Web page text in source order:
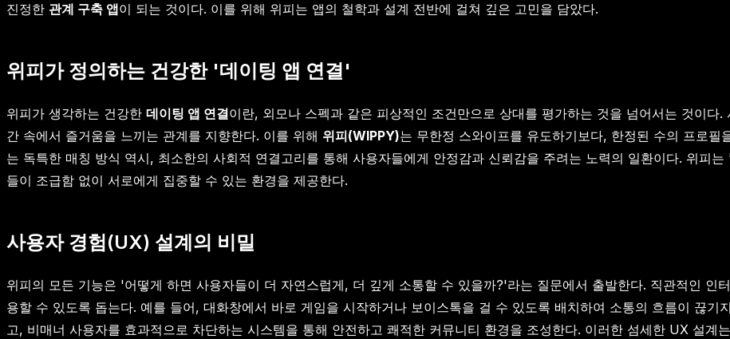
진정한 관계 구축 앱이 되는 것이다. 이를 위해 위피는 앱의 철학과 설계 전반에 걸쳐 깊은 고민을 담았다.
위피가 정의하는 건강한 '데이팅 앱 연결'
위피가 생각하는 건강한 데이팅 앱 연결이란, 외모나 스펙과 같은 피상적인 조건만으로 상대를 평가하는 것을 넘어서는 것이
간 속에서 즐거움을 느끼는 관계를 지향한다. 이를 위해 위피(WIPPY)는 무한정 스와이프를 유도하기보다, 한정된 수의 프로
는 독특한 매칭 방식 역시, 최소한의 사회적 연결고리를 통해 사용자들에게 안정감과 신뢰감을 주려는 노력의 일환이다. 위피
들이 조급함 없이 서로에게 집중할 수 있는 환경을 제공한다.
사용자 경험(UX) 설계의 비밀
위피의 모든 기능은 '어떻게 하면 사용자들이 더 자연스럽게, 더 깊게 소통할 수 있을까?'라는 질문에서 출발한다. 직관적인 인
용할 수 있도록 돕는다. 예를 들어, 대화창에서 바로 게임을 시작하거나 보이스톡을 걸 수 있도록 배치하여 소통의 흐름이 끊
고, 비매너 사용자를 효과적으로 차단하는 시스템을 통해 안전하고 쾌적한 커뮤니티 환경을 조성한다. 이러한 섬세한 UX 설계